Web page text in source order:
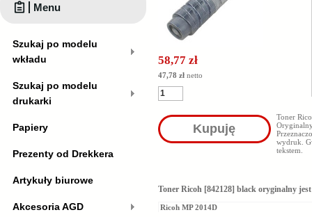
58,77 zł
47,78 zł netto
Kupuję
Toner
wydruk.
tekstem.
Toner Ricoh [842128] black oryginalny
Ricoh MP 2014D
Menu
Szukaj po modelu
wkładu
Szukaj po modelu
drukarki
Papiery
Prezenty od Drekkera
Artykuły biurowe
Akcesoria AGD